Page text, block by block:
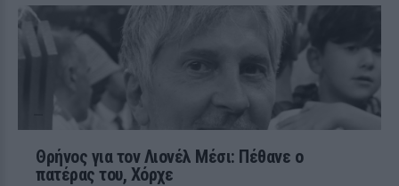
Θρήνος για τον Λιονέλ Μέσι: Πέθανε ο
πατέρας του, Χόρχε